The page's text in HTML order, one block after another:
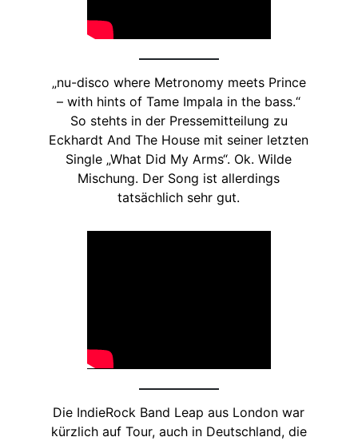
„nu-disco where Metronomy meets Prince
– with hints of Tame Impala in the bass.“
So stehts in der Pressemitteilung zu
Eckhardt And The House mit seiner letzten
Single „What Did My Arms“. Ok. Wilde
Mischung. Der Song ist allerdings
tatsächlich sehr gut.
Die IndieRock Band Leap aus London war
kürzlich auf Tour, auch in Deutschland, die